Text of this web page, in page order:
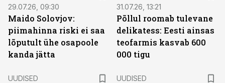
29.07.26, 09:30
Maido Solovjov:
piimahinna riski ei saa
lõputult ühe osapoole
kanda jätta
31.07.26, 13:21
Põllul roomab tulevane
delikatess: Eesti ainsas
teofarmis kasvab 600
000 tigu
UUDISED
UUDISED